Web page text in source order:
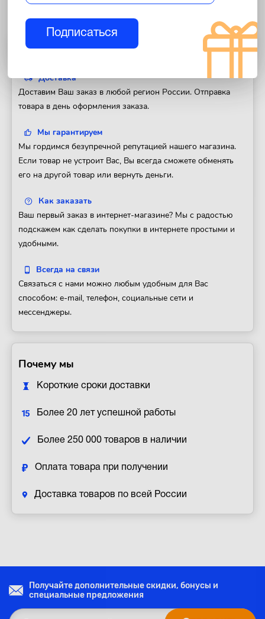
Доставка
Доставим Ваш заказ в любой регион России. Отправка
товара в день оформления заказа.
Мы гарантируем
Мы гордимся безупречной репутацией нашего магазина.
Если товар не устроит Вас, Вы всегда сможете обменять
его на другой товар или вернуть деньги.
Как заказать
Ваш первый заказ в интернет-магазине? Мы с радостью
подскажем как сделать покупки в интернете простыми и
удобными.
Всегда на связи
Связаться с нами можно любым удобным для Вас
способом: e-mail, телефон, социальные сети и
мессенджеры.
Почему мы
Короткие сроки доставки
Более 20 лет успешной работы
Более 250 000 товаров в наличии
Оплата товара при получении
Доставка товаров по всей России
Получайте дополнительные скидки, бонусы и
специальные предложения
Подписаться